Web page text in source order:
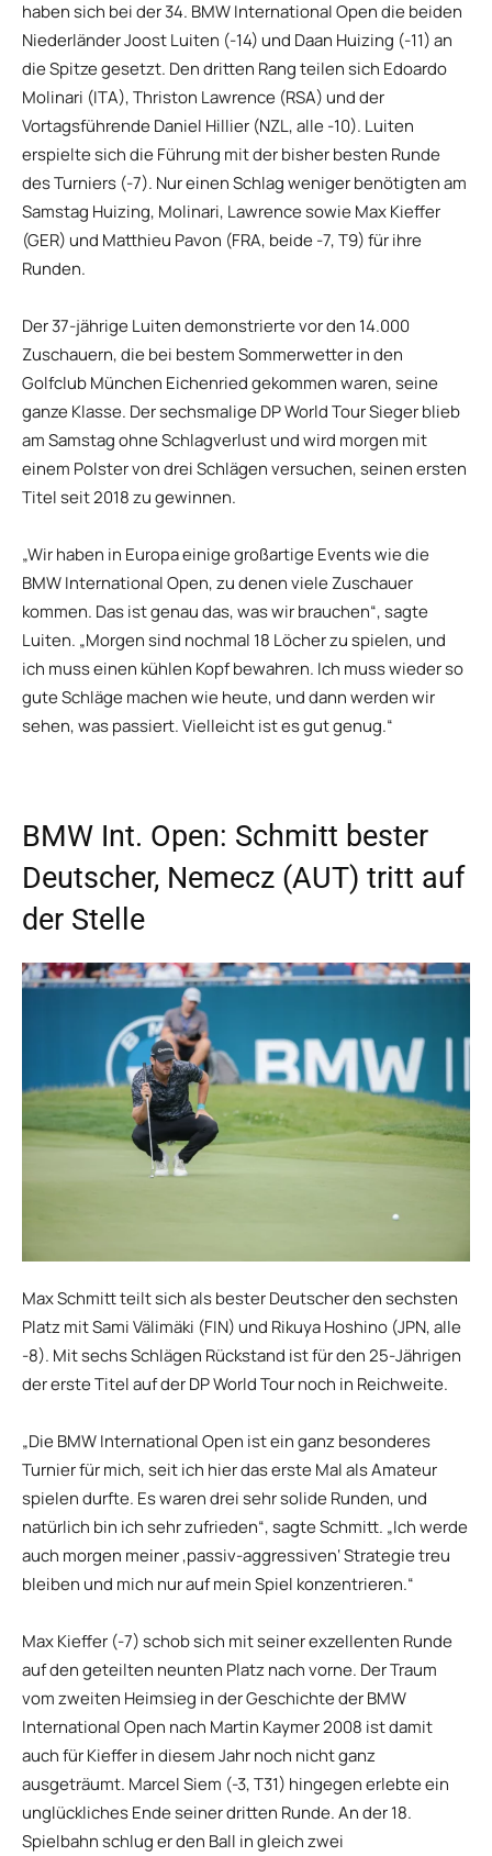
haben sich bei der 34. BMW International Open die beiden
Niederländer Joost Luiten (-14) und Daan Huizing (-11) an
die Spitze gesetzt. Den dritten Rang teilen sich Edoardo
Molinari (ITA), Thriston Lawrence (RSA) und der
Vortagsführende Daniel Hillier (NZL, alle -10). Luiten
erspielte sich die Führung mit der bisher besten Runde
des Turniers (-7). Nur einen Schlag weniger benötigten am
Samstag Huizing, Molinari, Lawrence sowie Max Kieffer
(GER) und Matthieu Pavon (FRA, beide -7, T9) für ihre
Runden.
Der 37-jährige Luiten demonstrierte vor den 14.000
Zuschauern, die bei bestem Sommerwetter in den
Golfclub München Eichenried gekommen waren, seine
ganze Klasse. Der sechsmalige DP World Tour Sieger blieb
am Samstag ohne Schlagverlust und wird morgen mit
einem Polster von drei Schlägen versuchen, seinen ersten
Titel seit 2018 zu gewinnen.
„Wir haben in Europa einige großartige Events wie die
BMW International Open, zu denen viele Zuschauer
kommen. Das ist genau das, was wir brauchen“, sagte
Luiten. „Morgen sind nochmal 18 Löcher zu spielen, und
ich muss einen kühlen Kopf bewahren. Ich muss wieder so
gute Schläge machen wie heute, und dann werden wir
sehen, was passiert. Vielleicht ist es gut genug.“
BMW Int. Open: Schmitt bester
Deutscher, Nemecz (AUT) tritt auf
der Stelle
Max Schmitt teilt sich als bester Deutscher den sechsten
Platz mit Sami Välimäki (FIN) und Rikuya Hoshino (JPN, alle
-8). Mit sechs Schlägen Rückstand ist für den 25-Jährigen
der erste Titel auf der DP World Tour noch in Reichweite.
„Die BMW International Open ist ein ganz besonderes
Turnier für mich, seit ich hier das erste Mal als Amateur
spielen durfte. Es waren drei sehr solide Runden, und
natürlich bin ich sehr zufrieden“, sagte Schmitt. „Ich werde
auch morgen meiner ‚passiv-aggressiven‘ Strategie treu
bleiben und mich nur auf mein Spiel konzentrieren.“
Max Kieffer (-7) schob sich mit seiner exzellenten Runde
auf den geteilten neunten Platz nach vorne. Der Traum
vom zweiten Heimsieg in der Geschichte der BMW
International Open nach Martin Kaymer 2008 ist damit
auch für Kieffer in diesem Jahr noch nicht ganz
ausgeträumt. Marcel Siem (-3, T31) hingegen erlebte ein
unglückliches Ende seiner dritten Runde. An der 18.
Spielbahn schlug er den Ball in gleich zwei